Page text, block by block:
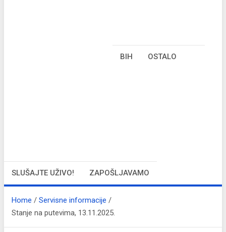
BIH OSTALO
SLUŠAJTE UŽIVO! ZAPOŠLJAVAMO
Home
Servisne informacije
Stanje na putevima, 13.11.2025.